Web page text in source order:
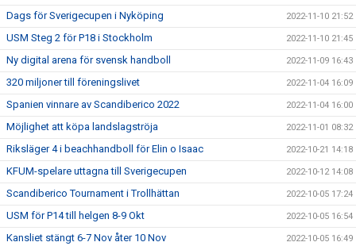
Dags för Sverigecupen i Nyköping 2022-11-10 21:52
USM Steg 2 för P18 i Stockholm 2022-11-10 21:45
Ny digital arena för svensk handboll 2022-11-09 16:43
320 miljoner till föreningslivet 2022-11-04 16:09
Spanien vinnare av Scandiberico 2022 2022-11-04 16:00
Möjlighet att köpa landslagströja 2022-11-01 08:32
Riksläger 4 i beachhandboll för Elin o Isaac 2022-10-21 14:18
KFUM-spelare uttagna till Sverigecupen 2022-10-12 14:08
Scandiberico Tournament i Trollhättan 2022-10-05 17:24
USM för P14 till helgen 8-9 Okt 2022-10-05 16:54
Kansliet stängt 6-7 Nov åter 10 Nov 2022-10-05 16:49